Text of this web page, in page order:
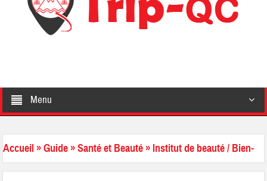
Menu
Accueil»Guide»Santé et Beauté»Institut de beauté / Bien-